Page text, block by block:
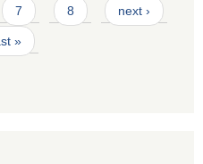
7 8 next ›
»